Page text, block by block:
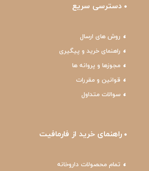
دسترسی سریع
روش های ارسال
راهنمای خرید و پیگیری
مجوزها و پروانه ها
قوانین و مقررات
سوالات متداول
راهنمای خرید از فارمافیت
تمام محصولات داروخانه